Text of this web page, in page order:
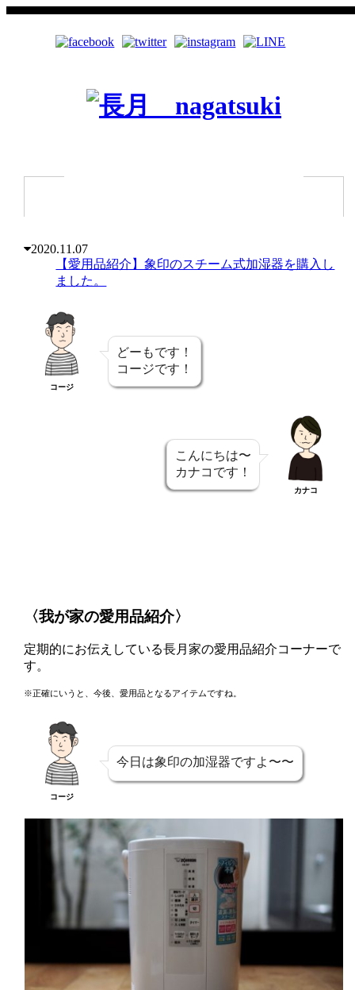
2020.11.07
【愛用品紹介】象印のスチーム式加湿器を購入し
ました。
コージ
どーもです！
コージです！
こんにちは〜
カナコです！
カナコ
〈我が家の愛用品紹介〉
定期的にお伝えしている長月家の愛用品紹介コーナーで
す。
※正確にいうと、今後、愛用品となるアイテムですね。
コージ
今日は象印の加湿器ですよ〜〜